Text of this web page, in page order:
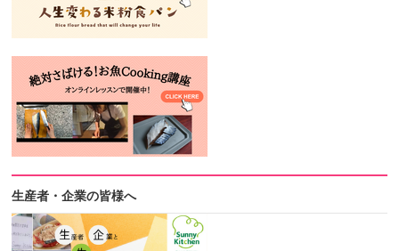
生産者・企業の皆様へ